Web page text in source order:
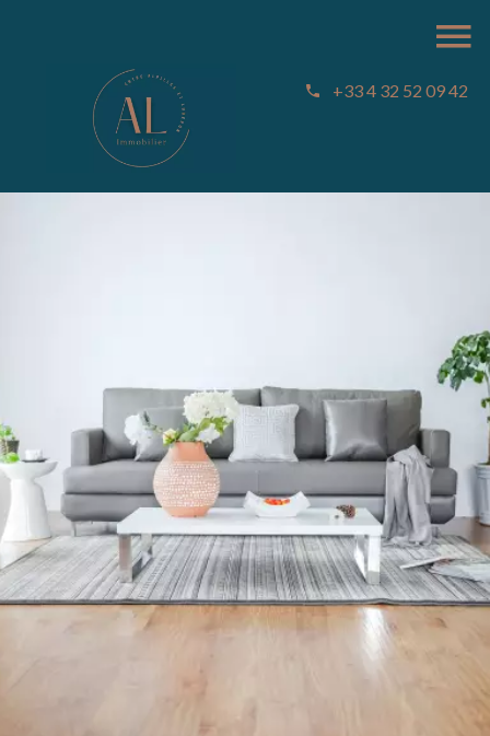
+33 4 32 52 09 42